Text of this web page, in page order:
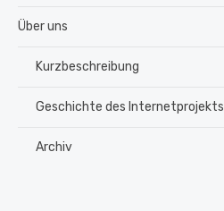
Über uns
Kurzbeschreibung
Geschichte des Internetprojekts
Archiv